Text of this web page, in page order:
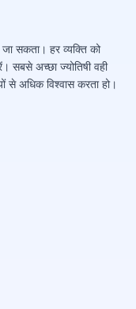
जा सकता। हर व्यक्ति को
सबसे अच्छा ज्योतिषी वही
से अधिक विश्वास करता हो।